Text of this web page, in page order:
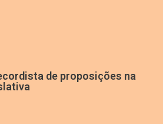
de proposições na